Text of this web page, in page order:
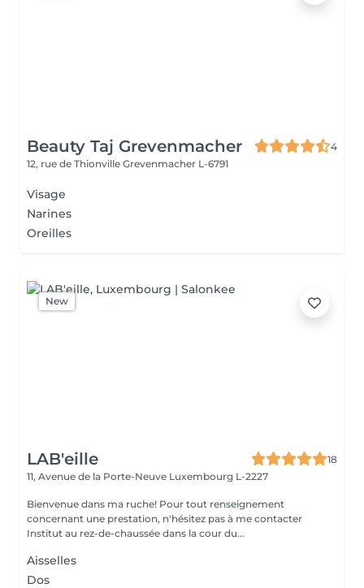
Beauty Taj Grevenmacher
4
12, rue de Thionville Grevenmacher L-6791
Visage
Narines
Oreilles
New
LAB'eille
18
11, Avenue de la Porte-Neuve Luxembourg L-2227
Bienvenue dans ma ruche! Pour tout renseignement
concernant une prestation, n'hésitez pas à me contacter
Institut au rez-de-chaussée dans la cour du...
Aisselles
Dos